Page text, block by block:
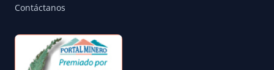
Contáctanos